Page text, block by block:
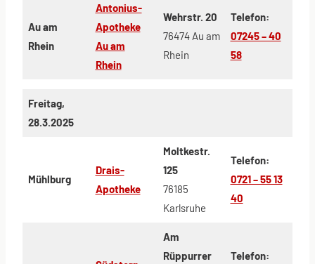
Au am
Rhein
Antonius-
Apotheke
Au am
Rhein
Wehrstr. 20
76474 Au am
Rhein
Telefon:
07245 – 40
58
Freitag,
28.3.2025
Mühlburg
Drais-
Apotheke
Moltkestr.
125
76185
Karlsruhe
Telefon:
0721 – 55 13
40
Am
Rüppurrer
Telefon: